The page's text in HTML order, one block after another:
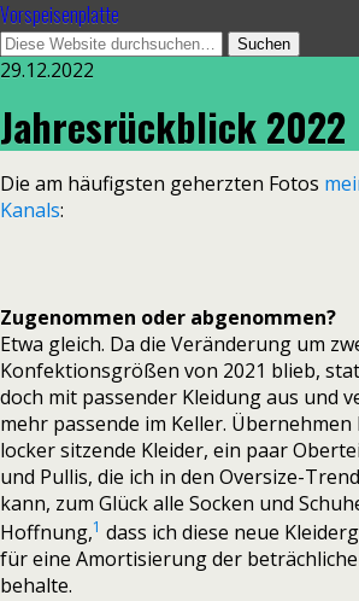
Vorspeisenplatte
29.12.2022
Jahresrückblick 2022
Die am häufigsten geherzten Fotos
Kanals:
Zugenommen oder abgenommen?
Etwa gleich. Da die Veränderung um
Konfektionsgrößen von 2021 blieb,
doch mit passender Kleidung aus und
mehr passende im Keller.
locker sitzende Kleider, ein paar
und Pullis, die ich in den Oversize-
kann, zum Glück alle Socken und
Hoffnung,1 dass ich diese neue
für eine Amortisierung der
behalte.